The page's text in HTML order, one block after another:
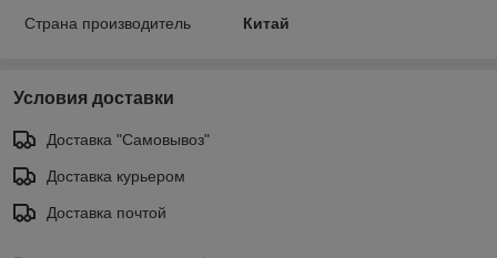
Страна производитель
Китай
Условия доставки
Доставка "Самовывоз"
Доставка курьером
Доставка почтой